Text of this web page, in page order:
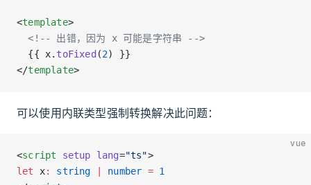
<template>
  <!-- 出错，因为 x 可能是字符串 -->
  {{ x.
toFixed (2) }}
</template>
可以使用内联类型强制转换解决此问题：
vue
<script setup lang="ts">
let
x: string number = 1